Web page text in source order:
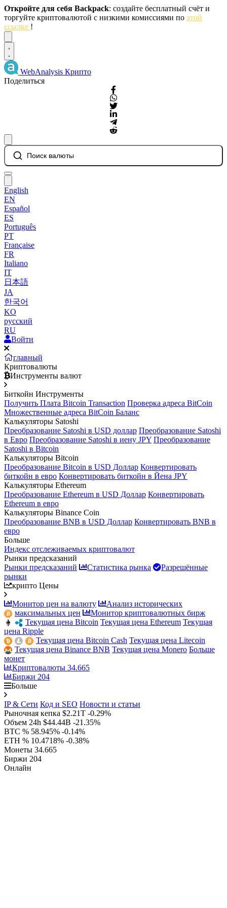
Откройте для себя Backpack: создайте бесплатный счёт и
торгуйте криптовалютой с низкими комиссиями по этой
ссылке !
WebAnalysis Крипто
Поделиться
Поиск валюты
English
EN
Español
ES
Português
PT
Française
FR
Italiano
IT
日本語
JA
한국어
KO
русский
RU
Войти
главный
Криптовалюты
Инструменты валют
Биткойн Инструменты
Получить Плата Bitcoin Transaction Проверка адреса BitCoin
Множественные адреса BitCoin Баланс
Калькуляторы Satoshi
Преобразование Satoshi в USD доллар Преобразование Satoshi
в Евро Преобразование Satoshi в иену JPY Преобразование
Satoshi в Bitcoin
Калькуляторы Bitcoin
Преобразование Bitcoin в USD Доллар Конвертировать
биткойн в евро Конвертировать биткойн в Йена JPY
Калькуляторы Ethereum
Преобразование Ethereum в USD Доллар Конвертировать
Ethereum в евро
Калькуляторы Binance Coin
Преобразование BNB в USD Доллар Конвертировать BNB в
евро
Больше
Индекс отслеживаемых криптовалют
Рынки предсказаний
Рынки предсказаний
Статистика рынка
Разрешённые
рынки
крипто Цены
Монитор цен на валюту
Анализ исторических
максимальных цен
Монитор криптовалютных бирж
Текущая цена Bitcoin Текущая цена Ethereum Текущая
цена Ripple
Текущая цена Bitcoin Cash Текущая цена Litecoin
Текущая цена Binance BNB Текущая цена Monero Больше
монет
Криптовалюты 34.665
Биржи 204
Больше
IP & Сети Код и SEO Новости и статьи
Рыночная кепка $2.21T -0.29%
Объем 24h $44.44B -21.35%
BTC % 58.945% -0.14%
ETH % 10.4718% -0.38%
Монеты 34.665
Биржи 204
Онлайн